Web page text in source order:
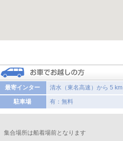
最寄インター 清水（東名高速）から 5 km
駐車場 有：無料
集合場所は船着場前となります